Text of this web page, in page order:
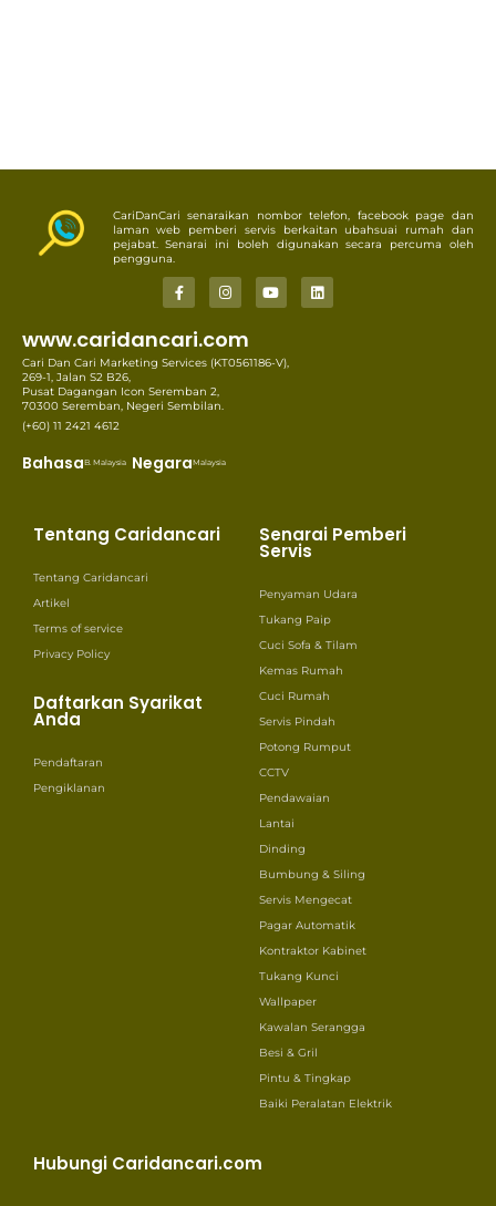
CariDanCari senaraikan nombor telefon, facebook page dan
laman web pemberi servis berkaitan ubahsuai rumah dan
pejabat. Senarai ini boleh digunakan secara percuma oleh
pengguna.
www.caridancari.com
Cari Dan Cari Marketing Services (KT0561186-V),
269-1, Jalan S2 B26,
Pusat Dagangan Icon Seremban 2,
70300 Seremban, Negeri Sembilan.
(+60) 11 2421 4612
BahasaB. Malaysia NegaraMalaysia
Tentang Caridancari
Tentang Caridancari
Artikel
Terms of service
Privacy Policy
Daftarkan Syarikat
Anda
Pendaftaran
Pengiklanan
Senarai Pemberi
Servis
Penyaman Udara
Tukang Paip
Cuci Sofa & Tilam
Kemas Rumah
Cuci Rumah
Servis Pindah
Potong Rumput
CCTV
Pendawaian
Lantai
Dinding
Bumbung & Siling
Servis Mengecat
Pagar Automatik
Kontraktor Kabinet
Tukang Kunci
Wallpaper
Kawalan Serangga
Besi & Gril
Pintu & Tingkap
Baiki Peralatan Elektrik
Hubungi Caridancari.com